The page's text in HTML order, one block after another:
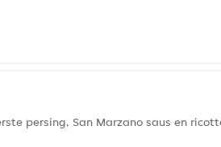
persing, San Marzano saus en